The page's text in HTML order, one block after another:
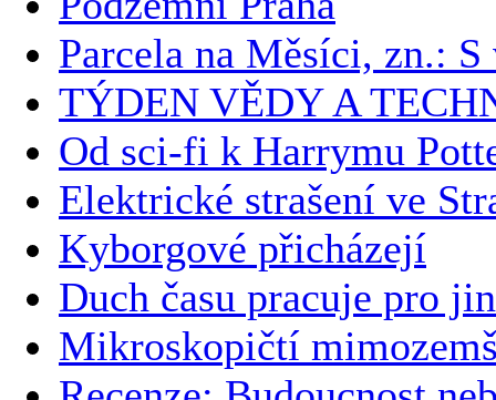
Parcela na Měsíci, zn.:
TÝDEN VĚDY A
Od sci-fi k Harrymu
Elektrické strašení ve
Kyborgové přicházejí
Duch času pracuje pro
Mikroskopičtí